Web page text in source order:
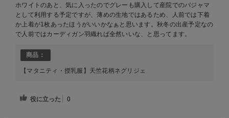
ホワイトのあと、気に入ったのでグレーも購入して産院でのパジャマ
として利用する予定ですが、薄めの生地ではあるため、人前では下着
か上着が1枚あったほうがいいかなぁと思います。秋冬の出産予定なの
で人前ではカーディガン羽織れば全然いいな、と思ってます。
商品：
【マタニティ・授乳服】天竺花柄ネグリジェ
役に立った 0